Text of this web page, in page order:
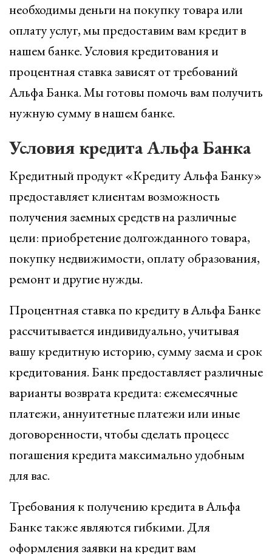
необходимы деньги на покупку товара или
оплату услуг, мы предоставим вам кредит в
нашем банке. Условия кредитования и
процентная ставка зависят от требований
Альфа Банка. Мы готовы помочь вам получить
нужную сумму в нашем банке.
Условия кредита Альфа Банка
Кредитный продукт «Кредиту Альфа Банку»
предоставляет клиентам возможность
получения заемных средств на различные
цели: приобретение долгожданного товара,
покупку недвижимости, оплату образования,
ремонт и другие нужды.
Процентная ставка по кредиту в Альфа Банке
рассчитывается индивидуально, учитывая
вашу кредитную историю, сумму заема и срок
кредитования. Банк предоставляет различные
варианты возврата кредита: ежемесячные
платежи, аннуитетные платежи или иные
договоренности, чтобы сделать процесс
погашения кредита максимально удобным
для вас.
Требования к получению кредита в Альфа
Банке также являются гибкими. Для
оформления заявки на кредит вам